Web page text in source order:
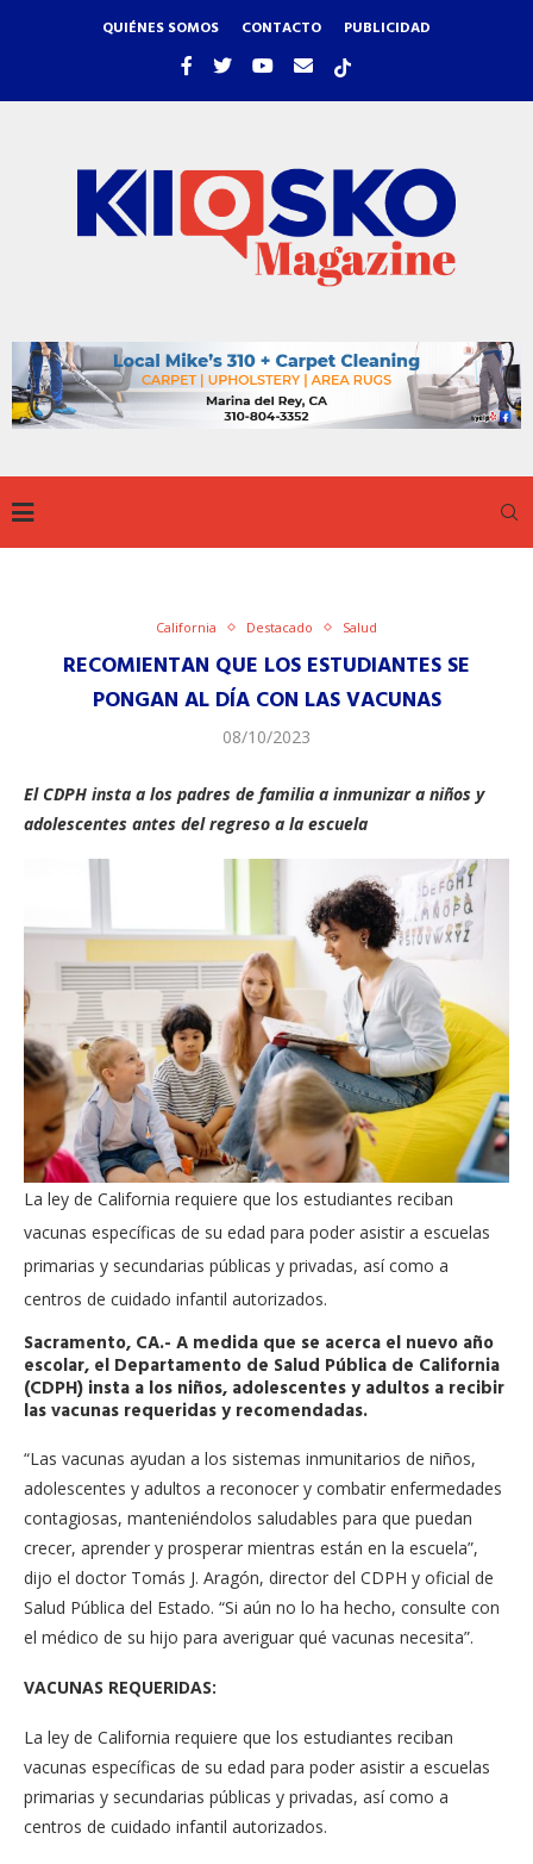
QUIÉNES SOMOS CONTACTO PUBLICIDAD
California Destacado Salud
RECOMIENTAN QUE LOS ESTUDIANTES SE
PONGAN AL DÍA CON LAS VACUNAS
08/10/2023
El CDPH insta a los padres de familia a inmunizar a niños y
adolescentes antes del regreso a la escuela
La ley de California requiere que los estudiantes reciban
vacunas específicas de su edad para poder asistir a escuelas
primarias y secundarias públicas y privadas, así como a
centros de cuidado infantil autorizados.
Sacramento, CA.- A medida que se acerca el nuevo año
escolar, el Departamento de Salud Pública de California
(CDPH) insta a los niños, adolescentes y adultos a recibir
las vacunas requeridas y recomendadas.
“Las vacunas ayudan a los sistemas inmunitarios de niños,
adolescentes y adultos a reconocer y combatir enfermedades
contagiosas, manteniéndolos saludables para que puedan
crecer, aprender y prosperar mientras están en la escuela”,
dijo el doctor Tomás J. Aragón, director del CDPH y oficial de
Salud Pública del Estado. “Si aún no lo ha hecho, consulte con
el médico de su hijo para averiguar qué vacunas necesita”.
VACUNAS REQUERIDAS:
La ley de California requiere que los estudiantes reciban
vacunas específicas de su edad para poder asistir a escuelas
primarias y secundarias públicas y privadas, así como a
centros de cuidado infantil autorizados.